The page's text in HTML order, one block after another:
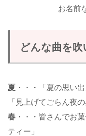
お名前
どんな曲を吹
夏 ・・・「夏の思い
「見上げてごらん夜の
春 ・・・皆さんでお
ティー」